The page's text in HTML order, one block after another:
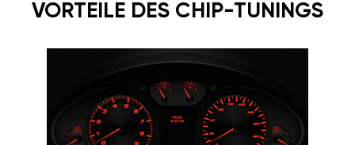
VORTEILE DES CHIP-TUNINGS